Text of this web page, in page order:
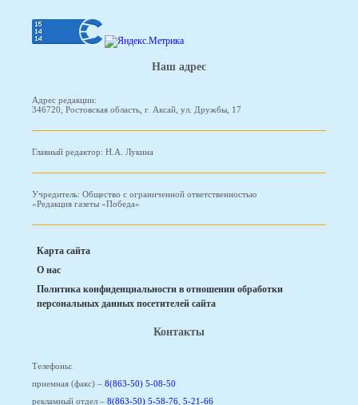
Наш адрес
Адрес редакции:
346720, Ростовская область, г. Аксай, ул. Дружбы, 17
Главный редактор: Н.А. Лукина
Учредитель: Общество с ограниченной ответственностью
«Редакция газеты «Победа»
Карта сайта
О нас
Политика конфиденциальности в отношении обработки
персональных данных посетителей сайта
Контакты
Телефоны:
приемная (факс) – 8(863-50) 5-08-50
рекламный отдел – 8(863-50) 5-58-76 5-21-66